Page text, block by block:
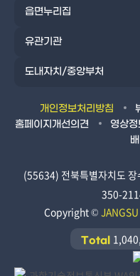
읍면누리집
유관기관
도내자치/중앙부처
개인정보처리방침
홈페이지개선의견
영상
(55634) 전북특별자치도
350-
Copyright ©
Total